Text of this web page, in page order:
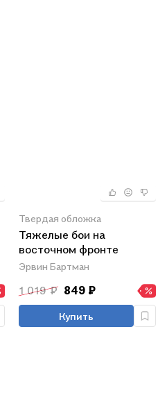
Твердая обложка
Тяжелые бои на
восточном фронте
Эрвин Бартман
1 019 ₽ 849 ₽
Купить